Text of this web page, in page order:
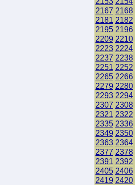
2167 2168
2181 2182
2195 2196
2209 2210
2223 2224
2237 2238
2251 2252
2265 2266
2279 2280
2293 2294
2307 2308
2321 2322
2335 2336
2349 2350
2363 2364
2377 2378
2391 2392
2405 2406
2419 2420